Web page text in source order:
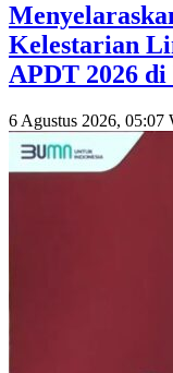
Kelestarian
APDT 2026
6 Agustus 2026, 05:07